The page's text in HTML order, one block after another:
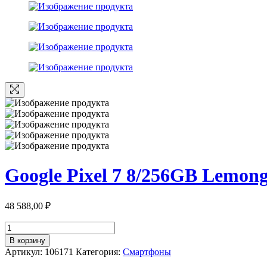
Google Pixel 7 8/256GB
48 588,00 ₽
Количество
товара
Google
Pixel
В корзину
Артикул: 106171 Категория: Смартфоны